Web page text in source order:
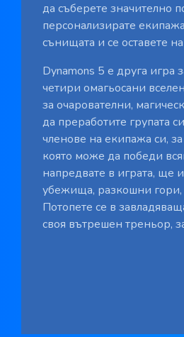
да съберете значително
персонализирате
сънищата и се оставете
Dynamons 5 е друга игра
четири омагьосани
за очарователни,
да преработите групата
членове на екипажа си,
която може да победи
напредвате в играта, ще
убежища, разкошни
Потопете се в
своя вътрешен треньор,